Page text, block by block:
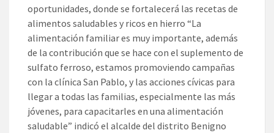
oportunidades, donde se fortalecerá las recetas de
alimentos saludables y ricos en hierro “La
alimentación familiar es muy importante, además
de la contribución que se hace con el suplemento de
sulfato ferroso, estamos promoviendo campañas
con la clínica San Pablo, y las acciones cívicas para
llegar a todas las familias, especialmente las más
jóvenes, para capacitarles en una alimentación
saludable” indicó el alcalde del distrito Benigno